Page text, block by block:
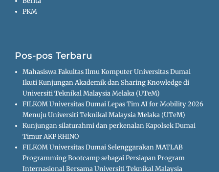
PKM
Pos-pos Terbaru
Mahasiswa Fakultas Ilmu Komputer Universitas Dumai
Ikuti Kunjungan Akademik dan Sharing Knowledge di
Universiti Teknikal Malaysia Melaka (UTeM)
FILKOM Universitas Dumai Lepas Tim AI for Mobility 2026
Menuju Universiti Teknikal Malaysia Melaka (UTeM)
Kunjungan silaturahmi dan perkenalan Kapolsek Dumai
Timur AKP RHINO
FILKOM Universitas Dumai Selenggarakan MATLAB
Programming Bootcamp sebagai Persiapan Program
Internasional Bersama Universiti Teknikal Malaysia